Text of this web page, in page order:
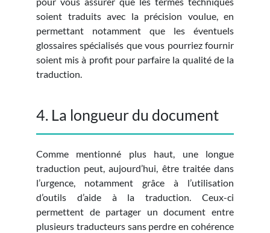
soient traduits avec la précision voulue, en
permettant notamment que les éventuels
glossaires spécialisés que vous pourriez fournir
soient mis à profit pour parfaire la qualité de la
traduction.
4. La longueur du document
Comme mentionné plus haut, une longue
traduction peut, aujourd’hui, être traitée dans
l’urgence, notamment grâce à l’utilisation
d’outils d’aide à la traduction. Ceux-ci
permettent de partager un document entre
plusieurs traducteurs sans perdre en cohérence